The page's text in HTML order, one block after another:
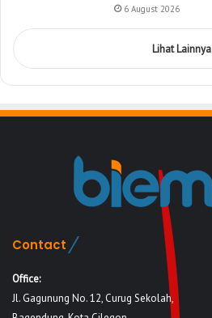
6 August 2026
Lihat Lainnya
Contact
Office:
Jl. Gagunung No. 12, Curug Sekolah,